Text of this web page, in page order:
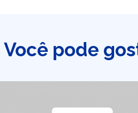
Você pode